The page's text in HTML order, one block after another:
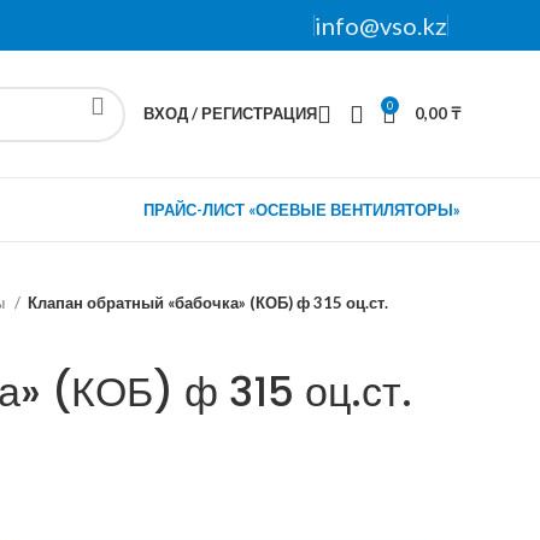
info@vso.kz
ВХОД / РЕГИСТРАЦИЯ 0 0,00₸
ПРАЙС-ЛИСТ «ОСЕВЫЕ ВЕНТИЛЯТОРЫ»
Клапан обратный «бабочка» (КОБ) ф 315 оц.ст.
(КОБ) ф 315 оц.ст.